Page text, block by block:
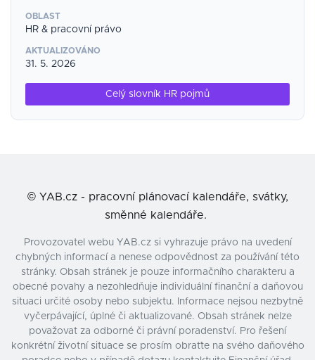
OBLAST
HR & pracovní právo
AKTUALIZOVÁNO
31. 5. 2026
Celý slovník HR pojmů
© YAB.cz - pracovní plánovací kalendáře, svátky,
směnné kalendáře.
Provozovatel webu YAB.cz si vyhrazuje právo na uvedení
chybných informací a nenese odpovědnost za používání této
stránky. Obsah stránek je pouze informačního charakteru a
obecné povahy a nezohledňuje individuální finanční a daňovou
situaci určité osoby nebo subjektu. Informace nejsou nezbytně
vyčerpávající, úplné či aktualizované. Obsah stránek nelze
považovat za odborné či právní poradenství. Pro řešení
konkrétní životní situace se prosím obraťte na svého daňového